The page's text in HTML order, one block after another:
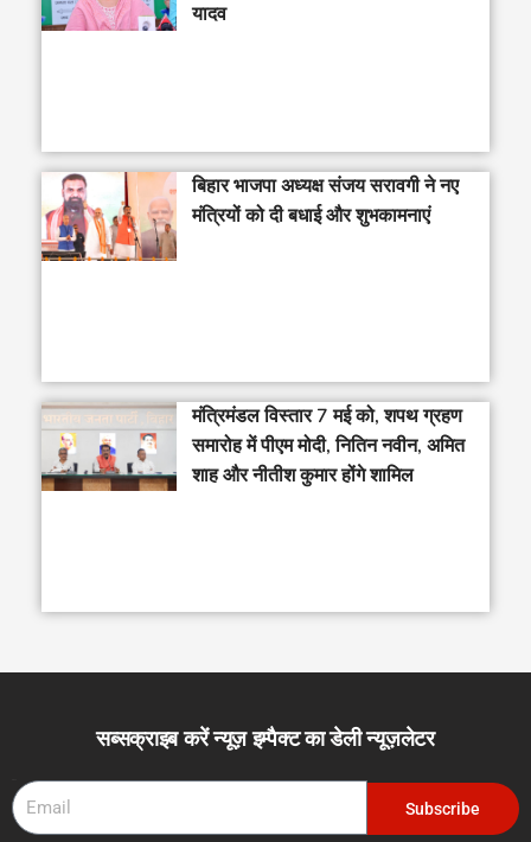
यादव
बिहार भाजपा अध्यक्ष संजय सरावगी ने नए
मंत्रियों को दी बधाई और शुभकामनाएं
मंत्रिमंडल विस्तार 7 मई को, शपथ ग्रहण
समारोह में पीएम मोदी, नितिन नवीन, अमित
शाह और नीतीश कुमार होंगे शामिल
सब्सक्राइब करें न्यूज़ इम्पैक्ट का डेली न्यूज़लेटर
Subscribe